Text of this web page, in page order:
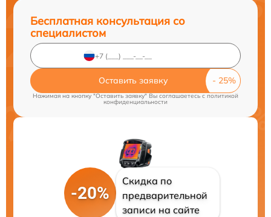
Бесплатная консультация со
специалистом
Оставить заявку
Нажимая на кнопку "Оставить заявку" Вы соглашаетесь cполитикой
конфиденциальности
-20%
Скидка по
предварительной
записи на сайте